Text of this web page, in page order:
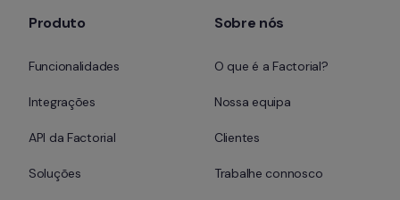
Produto
Funcionalidades
Integrações
API da Factorial
Soluções
Sobre nós
O que é a Factorial?
Nossa equipa
Clientes
Trabalhe connosco